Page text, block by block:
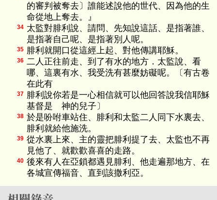
的審判被奪去〕誰能述說他的世代、因為他的生
命從地上奪去。』
34 太監對腓利說、請問、先知說這話、是指著誰、
是指著自己呢、是指著別人呢。
35 腓利就開口從這經上起、對他傳講耶穌。
36 二人正往前走、到了有水的地方．太監說、看
哪、這裏有水、我受洗有甚麼妨礙呢。〔有古卷
在此有
37 腓利說你若是一心相信就可以他回答說我信耶穌
基督是 神的兒子〕
38 於是吩咐車站住、腓利和太監二人同下水裏去、
腓利就給他施洗。
39 從水裏上來、主的靈把腓利提了去、太監也不再
見他了、就歡歡喜喜的走路。
40 後來有人在亞鎖都遇見腓利、他走遍那地方、在
各城宣傳福音、直到該撒利亞。